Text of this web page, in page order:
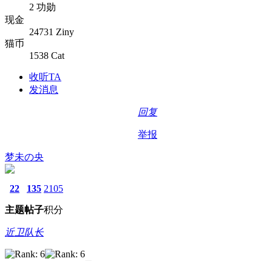
2 功勋
现金
24731 Ziny
猫币
1538 Cat
收听TA
发消息
回复
举报
梦未の央
22
主题
135
帖子
2105
积分
近卫队长